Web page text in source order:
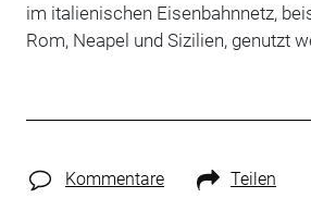
im italienischen Eisenbahnnetz,
Rom, Neapel und Sizilien, genutzt
Kommentare Teilen